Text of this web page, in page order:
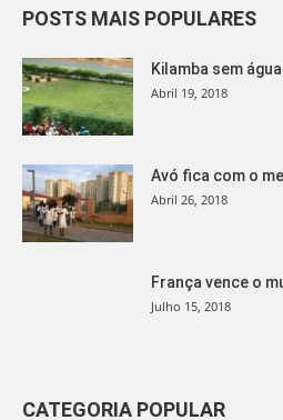
POSTS MAIS POPULARES
Kilamba sem
Abril 19, 2018
Avó fica com o
Abril 26, 2018
França vence o
Julho 15, 2018
CATEGORIA POPULAR